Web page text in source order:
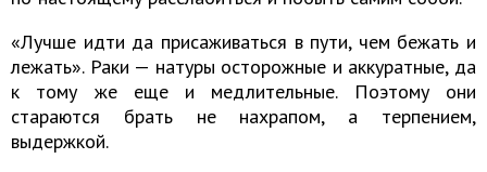
«Лучше идти да присаживаться в пути, чем бежать и
лежать». Раки — натуры осторожные и аккуратные, да
к тому же еще и медлительные. Поэтому они
стараются брать не нахрапом, а терпением,
выдержкой.